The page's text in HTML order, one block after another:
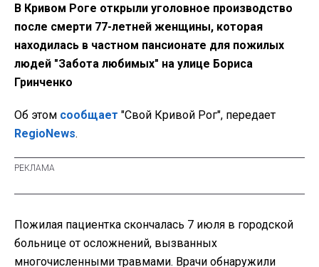
В Кривом Роге открыли уголовное производство
после смерти 77-летней женщины, которая
находилась в частном пансионате для пожилых
людей "Забота любимых" на улице Бориса
Гринченко
Об этом сообщает "Свой Кривой Рог", передает
RegioNews.
Пожилая пациентка скончалась 7 июля в городской
больнице от осложнений, вызванных
многочисленными травмами. Врачи обнаружили